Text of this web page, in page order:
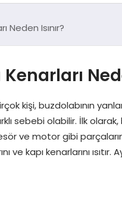
Neden Isınır?
kişi, buzdolabının
sebebi olabilir. İlk olarak,
ve motor gibi parçaların
ve kapı kenarlarını ısıtır.